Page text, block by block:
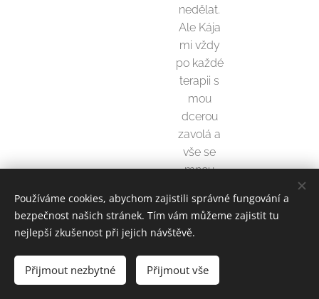
nedělat.
Ale Kája
mi vždy
po každé
terapii s
mou
dcerou
zavolá a
vše se
mnou
případně
řekne co
by šlo
dělat líp
nebo
Používáme cookies, abychom zajistili správné fungování a
bezpečnost našich stránek. Tím vám můžeme zajistit tu
nejlepší zkušenost při jejich návštěvě.
Přijmout nezbytné Přijmout vše